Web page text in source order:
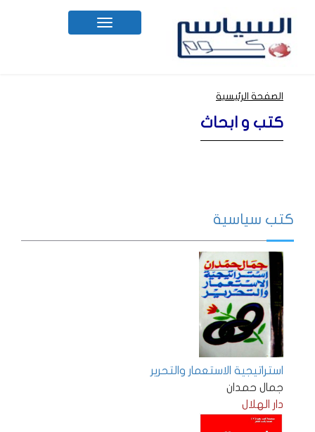
Toggle
navigation
الصفحة الرئيسية
كتب و ابحاث
كتب سياسية
استراتيجية الاستعمار والتحرير
جمال حمدان
دار الهلال